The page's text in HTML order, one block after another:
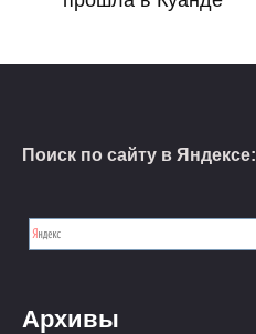
Поиск по сайту в Яндексе:
Архивы